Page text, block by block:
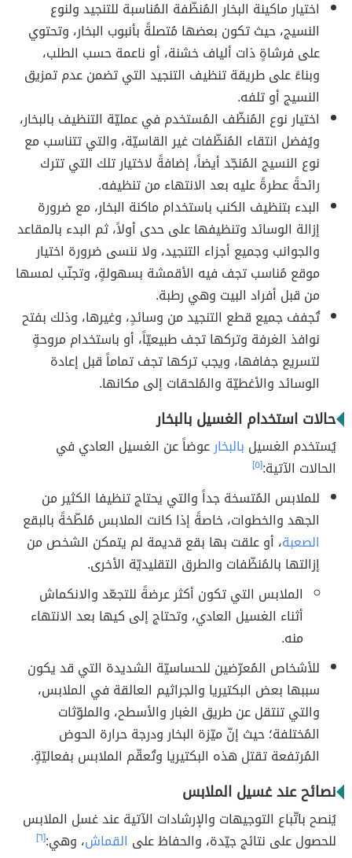
اختيار ماكينة البخار المُنظّفة المُناسبة للتنجيد ولنوع
النسيج، حيث تكون بعضها مُتصلةً بأنبوب البخار، وتحتوي
على فرشاةٍ ذات ألياف خشنة، أو ناعمة حسب الطلب،
وبناءً على طريقة تنظيف التنجيد التي تضمن عدم تمزيق
النسيج أو تلفه.
اختيار نوع المُنظّف المُستخدم في عمليّة التنظيف بالبخار،
ويُفضل انتقاء المُنظّفات غير القاسيّة، والتي تتناسب مع
نوع النسيج المُنجّد أيضاً، إضافةً لاختيار تلك التي تترك
رائحةً عطرةً عليه بعد الانتهاء من تنظيفه.
البدء بتنظيف الكنب باستخدام ماكنة البخار، مع ضرورة
إزالة الوسائد وتنظيفها على حدى أولاً، ثم البدء بالمقاعد
والجوانب وجميع أجزاء التنجيد، ولا ننسى ضرورة اختيار
موقع مُناسب تجف فيه الأقمشة بسهولةٍ، وتجنّب لمسها
من قبل أفراد البيت وهي رطبة.
تُجفف جميع قطع التنجيد من وسائدٍ، وغيرها، وذلك بفتح
نوافذ الغرفة وتركها تجف طبيعيّاً، أو باستخدام مروحةٍ
لتسريع جفافها، ويجب تركها تجف تماماً قبل إعادة
الوسائد والأغطيّة والمُلحقات إلى مكانها.
حالات استخدام الغسيل بالبخار
يُستخدم الغسيل بالبخارعوضاً عن الغسيل العادي في
الحالات الآتية:[٥]
للملابس المُتسخة جداً والتي يحتاج تنظيفا الكثير من
الجهد والخطوات، خاصةً إذا كانت الملابس مُلطّخةً بالبقع
الصعبة، أو علقت بها بقع قديمة لم يتمكن الشخص من
إزالتها بالمُنظّفات والطرق التقليديّة الأخرى.
الملابس التي تكون أكثر عرضةً للتجعّد والانكماش
أثناء الغسيل العادي، وتحتاج إلى كيها بعد الانتهاء
منه.
للأشخاص المُعرّضين للحساسيّة الشديدة التي قد يكون
سببها بعض البكتيريا والجراثيم العالقة في الملابس،
والتي تنتقل عن طريق الغبار والأسطح، والملوّثات
المُختلفة؛ حيث إنّ ميّزة البخار ودرجة حرارة الحوض
المُرتفعة تقتل هذه البكتيريا وتُعقّم الملابس بفعاليّةٍ.
نصائح عند غسيل الملابس
يُنصح باتّباع التوجيهات والإرشادات الآتية عند غسل الملابس
للحصول على نتائج جيّدة، والحفاظ على القماش، وهي:[٦]